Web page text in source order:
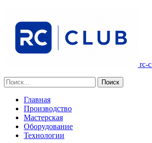
rc-
Главная
Производство
Мастерская
Оборудование
Технологии